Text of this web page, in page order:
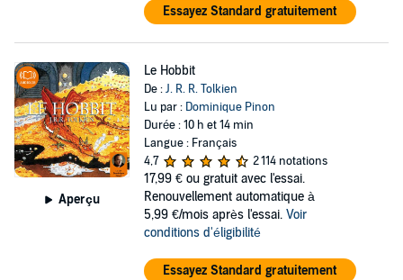
Essayez Standard gratuitement
Aperçu
Le Hobbit
De :J. R. R. Tolkien
Lu par : Dominique Pinon
Durée : 10 h et 14 min
Langue : Français
4,7
2 114 notations
17,99 € ou gratuit avec l'essai.
Renouvellement automatique à
5,99 €/mois après l'essai. Voir
conditions d'éligibilité
Essayez Standard gratuitement